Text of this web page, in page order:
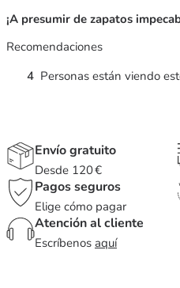
¡A presumir de zapatos
Recomendaciones
4 Personas están viendo
Envío gratuito
Desde 120 €
Pagos seguros
Elige cómo pagar
Atención al cliente
Escríbenos aquí